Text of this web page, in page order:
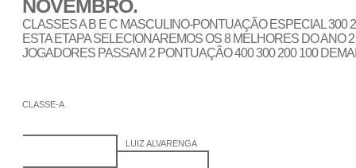
NOVEMBRO.
CLASSES A B E C MASCULINO-PONTUAÇÃO ESPECIAL 300
ESTA ETAPA SELECIONAREMOS OS 8 MELHORES DO ANO
JOGADORES PASSAM 2 PONTUAÇÃO 400 300 200 100
CLASSE-A
LUIZ ALVARENGA